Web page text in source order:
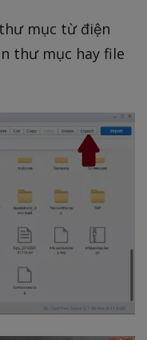
mục từ điện
thư mục hay file